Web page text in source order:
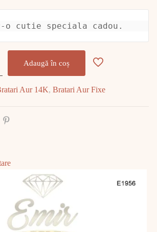
cutie speciala cadou.
Adaugă în coș
Aur 14K, Bratari Aur Fixe